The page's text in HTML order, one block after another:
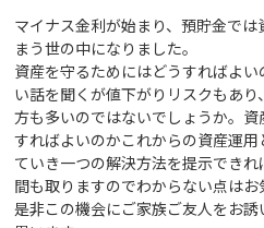
マイナス金利が始まり、預貯金で
まう世の中になりました。
資産を守るためにはどうすればよ
い話を聞くが値下がりリスクもあ
方も多いのではないでしょうか。
すればよいのかこれからの資産運
ていき一つの解決方法を提示でき
間も取りますのでわからない点はお
是非この機会にご家族ご友人をお